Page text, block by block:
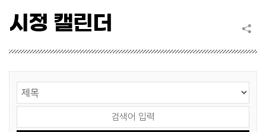
시정 캘린더